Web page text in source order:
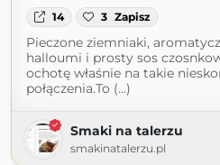
14 3 Zapisz
Pieczone ziemniaki,
halloumi i prosty sos
ochotę właśnie na takie
połączenia.To (...)
Smaki na talerzu
smakinatalerzu.pl